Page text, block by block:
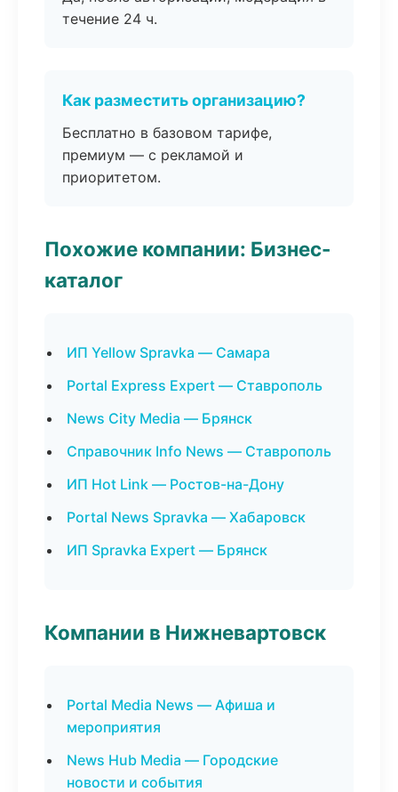
течение 24 ч.
Как разместить организацию?
Бесплатно в базовом тарифе,
премиум — с рекламой и
приоритетом.
Похожие компании: Бизнес-
каталог
ИП Yellow Spravka — Самара
Portal Express Expert — Ставрополь
News City Media — Брянск
Справочник Info News — Ставрополь
ИП Hot Link — Ростов-на-Дону
Portal News Spravka — Хабаровск
ИП Spravka Expert — Брянск
Компании в Нижневартовск
Portal Media News — Афиша и
мероприятия
News Hub Media — Городские
новости и события